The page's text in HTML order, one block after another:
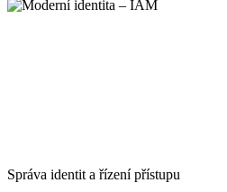
Správa identit a řízení přístupu